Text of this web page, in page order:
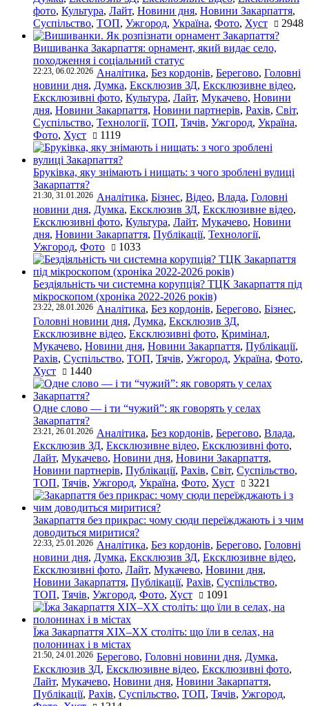
фото, Культура, Лайт, Новини дня, Новини Закарпаття,
Суспільство, ТОП, Ужгород, Україна, Фото, Хуст 2948
Вишиванка Закарпаття: орнамент, який видає село,
походження і соціальний статус
22:23, 06.02.2026 Аналітика, Без кордонів, Берегово, Головні
новини дня, Думка, Ексклюзив ЗД, Ексклюзивне відео,
Ексклюзивні фото, Культура, Лайт, Мукачево, Новини
дня, Новини Закарпаття, Новини партнерів, Рахів, Світ,
Суспільство, Технології, ТОП, Тячів, Ужгород, Україна,
Фото, Хуст 1119
Бруківка, яку знімають і нищать: з чого зроблені вулиці
Закарпаття?
21:30, 31.01.2026 Аналітика, Бізнес, Відео, Влада, Головні
новини дня, Думка, Ексклюзив ЗД, Ексклюзивне відео,
Ексклюзивні фото, Культура, Лайт, Мукачево, Новини
дня, Новини Закарпаття, Публікації, Технології,
Ужгород, Фото 1033
Бездіяльність чи системна корупція? ТЦК Закарпаття під
мікроскопом (хроніка 2022-2026 років)
23:22, 28.01.2026 Аналітика, Без кордонів, Берегово, Бізнес,
Головні новини дня, Думка, Ексклюзив ЗД,
Ексклюзивне відео, Ексклюзивні фото, Кримінал,
Мукачево, Новини дня, Новини Закарпаття, Публікації,
Рахів, Суспільство, ТОП, Тячів, Ужгород, Україна, Фото,
Хуст
1440
Одне слово — і ти “чужий”: як говорять у селах
Закарпаття?
23:21, 26.01.2026 Аналітика, Без кордонів, Берегово, Влада,
Ексклюзив ЗД, Ексклюзивне відео, Ексклюзивні фото,
Лайт, Мукачево, Новини дня, Новини Закарпаття,
Новини партнерів, Публікації, Рахів, Світ, Суспільство,
ТОП, Тячів, Ужгород, Україна, Фото, Хуст 3221
Закарпаття без прикрас: чому сюди переїжджають і з чим
доводиться миритися?
22:33, 25.01.2026 Аналітика, Без кордонів, Берегово, Головні
новини дня, Думка, Ексклюзив ЗД, Ексклюзивне відео,
Ексклюзивні фото, Лайт, Мукачево, Новини дня,
Новини Закарпаття, Публікації, Рахів, Суспільство,
ТОП, Тячів, Ужгород, Фото, Хуст 1091
Їжа Закарпаття ХІХ–ХХ століть: що їли в селах, на
полонинах і в містах
21:50, 24.01.2026 Берегово, Головні новини дня, Думка,
Ексклюзив ЗД, Ексклюзивне відео, Ексклюзивні фото,
Лайт, Мукачево, Новини дня, Новини Закарпаття,
Публікації, Рахів, Суспільство, ТОП, Тячів, Ужгород,